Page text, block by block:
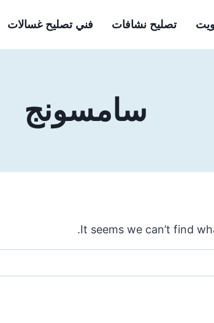
تصليح نشافات فني تصليح غسالات
سامسونج
It seems we can’t find